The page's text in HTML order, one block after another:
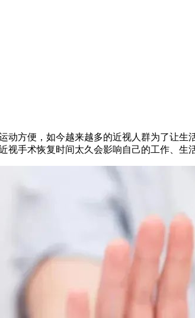
动方便，如今越来越多的近视人群为了让
视手术恢复时间太久会影响自己的工作、生